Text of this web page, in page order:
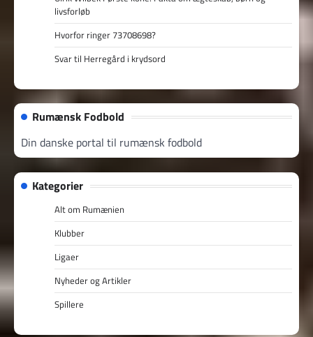
livsforløb
Hvorfor ringer 73708698?
Svar til Herregård i krydsord
Rumænsk Fodbold
Din danske portal til rumænsk fodbold
Kategorier
Alt om Rumænien
Klubber
Ligaer
Nyheder og Artikler
Spillere